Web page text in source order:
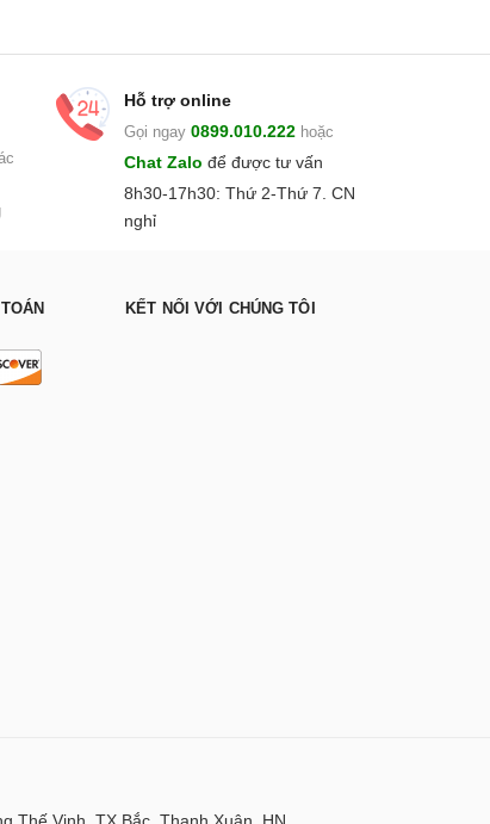
Hỗ trợ online
Gọi ngay 0899.010.222hoặc
Chat Zalo để được tư vấn
8h30-17h30: Thứ 2-Thứ 7. CN
nghỉ
KẾT NỐI VỚI CHÚNG TÔI